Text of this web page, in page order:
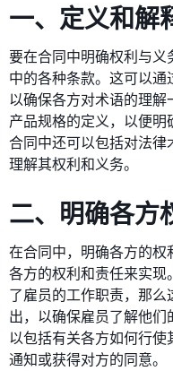
一、定义和解
要在合同中明确权利与
中的各种条款。这可以通
以确保各方对术语的理
产品规格的定义，以便明
合同中还可以包括对法
理解其权利和义务。
二、明确各方
在合同中，明确各方的
各方的权利和责任来实
了雇员的工作职责，那
出，以确保雇员了解他
以包括有关各方如何行
通知或获得对方的同意。